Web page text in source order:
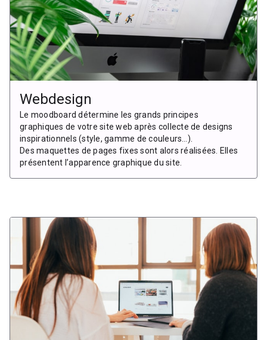
Webdesign
Le moodboard détermine les grands principes
graphiques de votre site web après collecte de designs
inspirationnels (style, gamme de couleurs…).
Des maquettes de pages fixes sont alors réalisées. Elles
présentent l’apparence graphique du site.